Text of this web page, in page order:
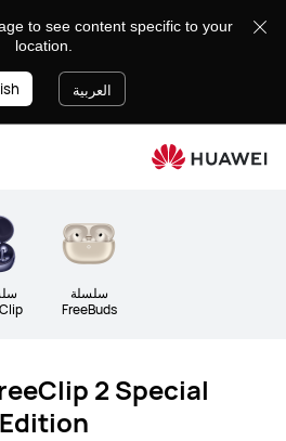
ومكبرات
to see content specific to your
location.
العربية
سلسلة
FreeBuds
2 Special
Edition